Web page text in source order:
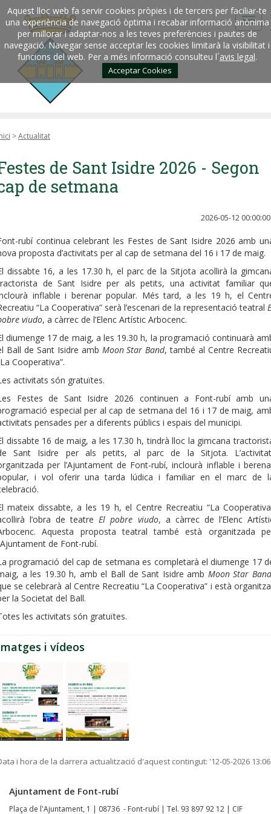
Aquest lloc web fa servir cookies pròpies i de tercers per faciliar-te
una experiència de navegació òptima i recabar informació anònima
per millorar i adaptar-nos a les teves preferències i pautes de
navegació. Navegar sense acceptar les cookies limitarà la visibilitat i
funcions del web. Per a més informació consulteu l´avis legal.
Acceptar Cookies
>Actualitat
de Sant Isidre 2026 - Segon
de setmana
2026-05-12 00:00:00
rubí continua celebrant les Festes de Sant Isidre 2026 amb
proposta d’activitats per al cap de setmana del 16 i 17 de maig.
dissabte 16, a les 17.30 h, el parc de la Sitjota acollirà la
de Sant Isidre per als petits, una activitat familiar
inflable i berenar popular. Més tard, a les 19 h, el
“La Cooperativa” serà l’escenari de la representació teatral
viudo, a càrrec de l’Elenc Artístic Arbocenc.
diumenge 17 de maig, a les 19.30 h, la programació continuarà
Ball de Sant Isidre amb Moon Star Band, també al Centre
Cooperativa”.
activitats són gratuïtes.
Festes de Sant Isidre 2026 continuen a Font-rubí amb
especial per al cap de setmana del 16 i 17 de maig,
pensades per a diferents públics i espais del municipi.
dissabte 16 de maig, a les 17.30 h, tindrà lloc la gimcana
Sant Isidre per als petits, al parc de la Sitjota.
per l’Ajuntament de Font-rubí, inclourà inflable i
i vol oferir una tarda lúdica i familiar en el marc de
mateix dissabte, a les 19 h, el Centre Recreatiu “La
l’obra de teatreEl pobre viudo, a càrrec de l’Elenc
Aquesta proposta teatral també està organitzada
de Font-rubí.
programació del cap de setmana es completarà el diumenge 17
a les 19.30 h, amb el Ball de Sant Isidre amb Moon Star
se celebrarà al Centre Recreatiu “La Cooperativa” i està
la Societat del Ball.
les activitats són gratuïtes.
i vídeos
i hora de la darrera actualització d'aquest contingut: '12-05-2026 13:06
Ajuntament de Font-rubí
Plaça de l'Ajuntament, 1 | 08736 - Font-rubí | Tel. 93 897 92 12 | CIF